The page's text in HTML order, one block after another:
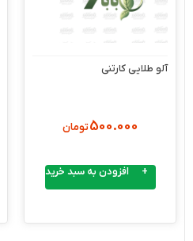
آلو طلایی کارتنی
500.000تومان
افزودن به سبد خرید